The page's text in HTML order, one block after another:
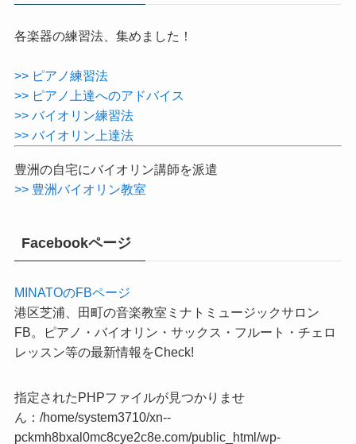
楽器練習法♪
各楽器の練習法、集めました！
>> ピアノ練習法
>> ピアノ上達へのアドバイス
>> バイオリン上達法
Facebookページ
MINATOのFBページ
港区芝浦、田町の音楽教室ミナトミュージックサロン
レッスン等の最新情報をCheck!
指定されたPHPファイルが見つかりませ